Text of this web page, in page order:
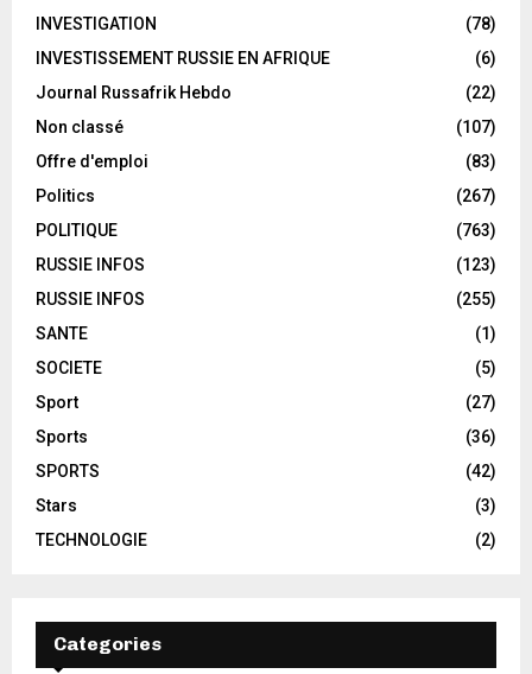
INVESTIGATION
(78)
INVESTISSEMENT RUSSIE EN AFRIQUE
(6)
Journal Russafrik Hebdo
(22)
Non classé
(107)
Offre d'emploi
(83)
Politics
(267)
POLITIQUE
(763)
RUSSIE INFOS
(123)
RUSSIE INFOS
(255)
SANTE
(1)
SOCIETE
(5)
Sport
(27)
Sports
(36)
SPORTS
(42)
Stars
(3)
TECHNOLOGIE
(2)
Categories